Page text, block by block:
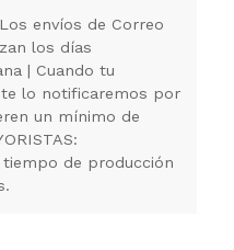
envíos de Correo
los días
| Cuando tu
lo notificaremos por
un mínimo de
de producción